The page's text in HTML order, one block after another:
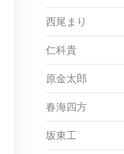
西尾まり
仁科貴
原金太郎
春海四方
坂東工